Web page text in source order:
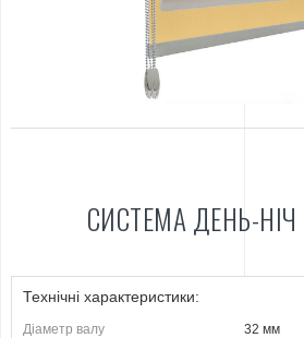
СИСТЕМА ДЕНЬ-НІЧ
Технічні характеристики:
Діаметр валу 32 мм